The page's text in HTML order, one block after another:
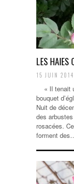
LES HAIES
15 JUIN 2014
« Il tenait
bouquet
Nuit de
des
rosacées.
forment